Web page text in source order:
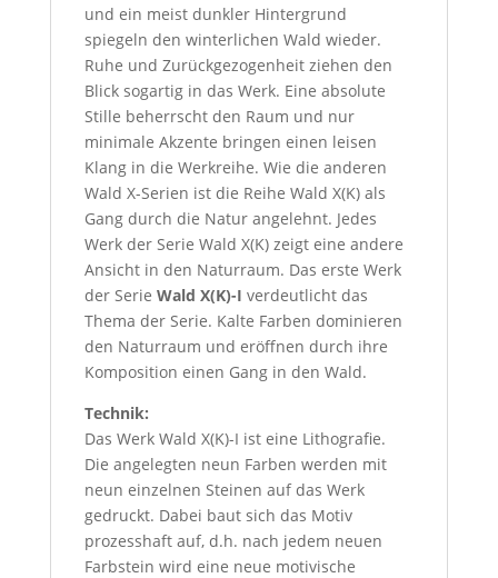
und ein meist dunkler Hintergrund
spiegeln den winterlichen Wald wieder.
Ruhe und Zurückgezogenheit ziehen den
Blick sogartig in das Werk. Eine absolute
Stille beherrscht den Raum und nur
minimale Akzente bringen einen leisen
Klang in die Werkreihe. Wie die anderen
Wald X-Serien ist die Reihe Wald X(K) als
Gang durch die Natur angelehnt. Jedes
Werk der Serie Wald X(K) zeigt eine andere
Ansicht in den Naturraum. Das erste Werk
der Serie Wald X(K)-I verdeutlicht das
Thema der Serie. Kalte Farben dominieren
den Naturraum und eröffnen durch ihre
Komposition einen Gang in den Wald.
Technik:
Das Werk Wald X(K)-I ist eine Lithografie.
Die angelegten neun Farben werden mit
neun einzelnen Steinen auf das Werk
gedruckt. Dabei baut sich das Motiv
prozesshaft auf, d.h. nach jedem neuen
Farbstein wird eine neue motivische